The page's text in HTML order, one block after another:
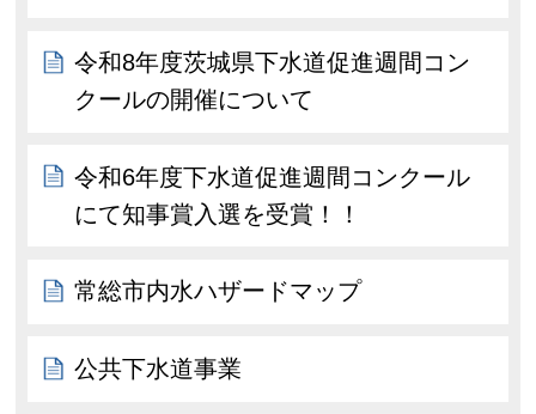
令和8年度茨城県下水道促進週間コン
クールの開催について
令和6年度下水道促進週間コンクール
にて知事賞入選を受賞！！
常総市内水ハザードマップ
公共下水道事業